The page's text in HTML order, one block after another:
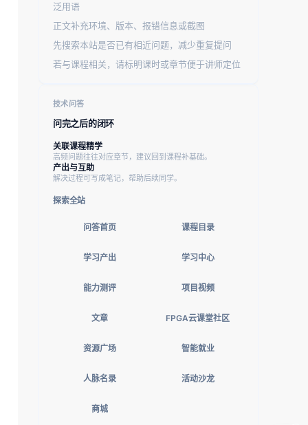
泛用语
正文补充环境、版本、报错信息或截图
先搜索本站是否已有相近问题，减少重复提问
若与课程相关，请标明课时或章节便于讲师定位
技术问答
问完之后的闭环
关联课程精学
高频问题往往对应章节，建议回到课程补基础。
产出与互助
解决过程可写成笔记，帮助后续同学。
探索全站
问答首页 课程目录
学习产出 学习中心
能力测评 项目视频
文章 FPGA云课堂社区
资源广场 智能就业
人脉名录 活动沙龙
商城